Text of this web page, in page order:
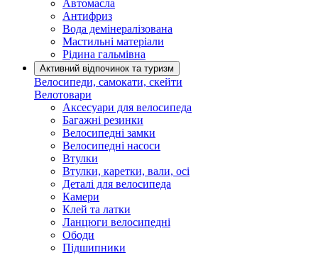
Автомасла
Антифриз
Вода демінералізована
Мастильні матеріали
Рідина гальмівна
Активний відпочинок та туризм
Велосипеди, самокати, скейти
Велотовари
Аксесуари для велосипеда
Багажні резинки
Велосипедні замки
Велосипедні насоси
Втулки
Втулки, каретки, вали, осі
Деталі для велосипеда
Камери
Клей та латки
Ланцюги велосипедні
Ободи
Підшипники